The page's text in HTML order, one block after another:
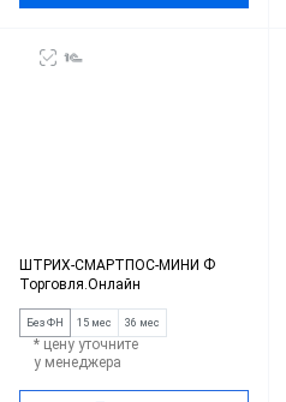
ШТРИХ-СМАРТПОС-МИНИ Ф
Торговля.Онлайн
Без ФН 15 мес 36 мес
* цену уточните
у менеджера